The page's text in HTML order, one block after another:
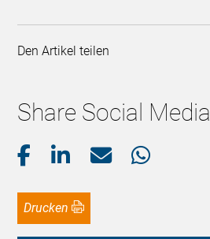
Den Artikel teilen
Share Social Media
Drucken